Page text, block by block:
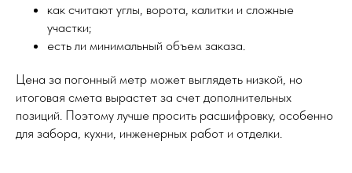
как считают углы, ворота, калитки и сложные
участки;
есть ли минимальный объем заказа.
Цена за погонный метр может выглядеть низкой, но
итоговая смета вырастет за счет дополнительных
позиций. Поэтому лучше просить расшифровку, особенно
для забора, кухни, инженерных работ и отделки.